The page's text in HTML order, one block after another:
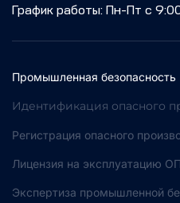
График работы: Пн-Пт с
Промышленная безопасность
Идентификация опасного
Регистрация опасного
Лицензия на эксплуатацию
Экспертиза промышленной